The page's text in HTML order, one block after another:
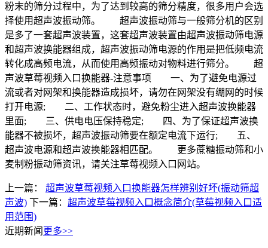
粉末的筛分过程中，为了达到较高的筛分精度，很多用户会选
择使用超声波振动筛。 超声波振动筛与一般筛分机的区别
是多了一套超声波装置，这套超声波装置由超声波振动筛电源
和超声波换能器组成，超声波振动筛电源的作用是把低频电流
转化成高频电流，从而使用高频振动对物料进行筛分。 超
声波草莓视频入口换能器-注意事项 一、为了避免电源过
流或者对网架和换能器造成损坏，请勿在网架没有绷网的时候
打开电源; 二、工作状态时，避免粉尘进入超声波换能器
里面; 三、供电电压保持稳定; 四、为了保证超声波换
能器不被损坏，超声波振动筛要在额定电流下运行; 五、
超声波电源和超声波换能器相匹配。 更多蔗糖振动筛和小
麦制粉振动筛资讯，请关注草莓视频入口网站。
上一篇： 超声波草莓视频入口换能器怎样辨别好坏(振动筛超
声波) 下一篇： 超声波草莓视频入口概念简介(草莓视频入口适
用范围)
近期新闻 更多>>